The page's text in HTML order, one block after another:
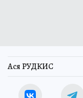
Ася РУДКИС